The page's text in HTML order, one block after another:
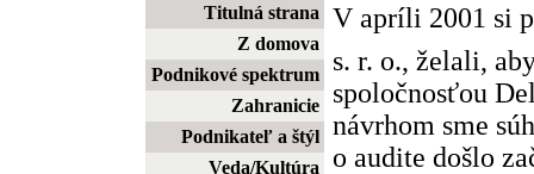
Titulná strana
Z domova
Podnikové spektrum
Zahranicie
Podnikateľ a štýl
Veda/Kultúra
V apríli 2001 si
s. r. o., želali,
spoločnosťou
návrhom sme
o audite došlo